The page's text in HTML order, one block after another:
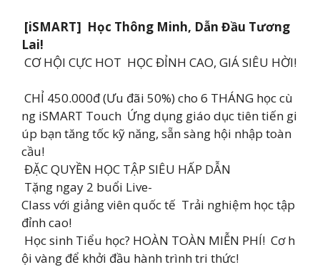
[iSMART] Học Thông Minh, Dẫn Đầu Tương
Lai!
CƠ HỘI CỰC HOT HỌC ĐỈNH CAO, GIÁ SIÊU HỜI!
CHỈ 450.000đ (Ưu đãi 50%) cho 6 THÁNG học cù
ng iSMART Touch Ứng dụng giáo dục tiên tiến gi
úp bạn tăng tốc kỹ năng, sẵn sàng hội nhập toàn
cầu!
ĐẶC QUYỀN HỌC TẬP SIÊU HẤP DẪN
Tặng ngay 2 buổi Live-
Class với giảng viên quốc tế Trải nghiệm học tập
đỉnh cao!
Học sinh Tiểu học? HOÀN TOÀN MIỄN PHÍ! Cơ h
ội vàng để khởi đầu hành trình tri thức!